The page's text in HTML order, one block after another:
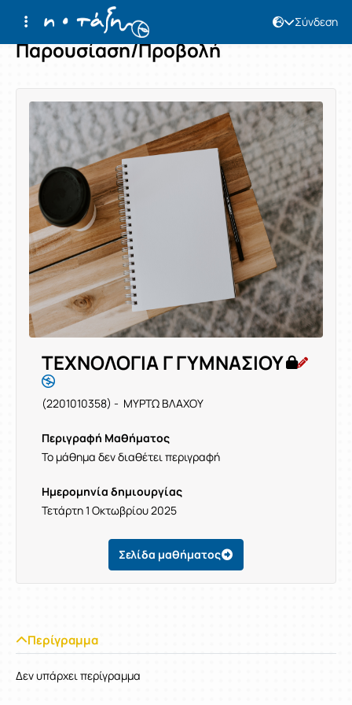
Σύνδεση
Παρουσίαση/Προβολή
ΤΕΧΝΟΛΟΓΙΑ Γ ΓΥΜΝΑΣΙΟΥ
(2201010358) - ΜΥΡΤΩ ΒΛΑΧΟΥ
Περιγραφή Μαθήματος
Το μάθημα δεν διαθέτει περιγραφή
Ημερομηνία δημιουργίας
Τετάρτη 1 Οκτωβρίου 2025
Σελίδα μαθήματος
Περίγραμμα
Δεν υπάρχει περίγραμμα